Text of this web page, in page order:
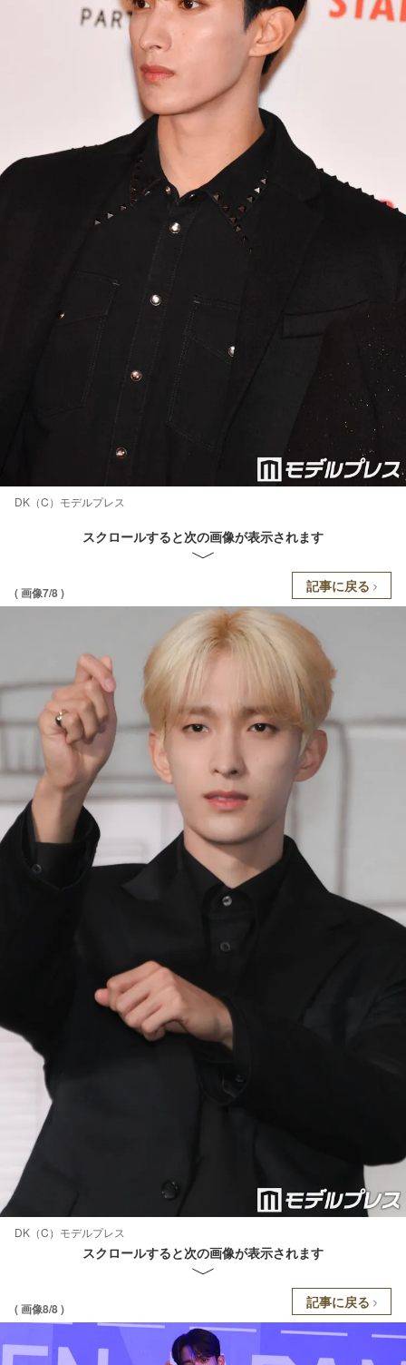
DK（C）モデルプレス
スクロールすると次の画像が表示されます
( 画像7/8 ) 記事に戻る
DK（C）モデルプレス
スクロールすると次の画像が表示されます
( 画像8/8 ) 記事に戻る